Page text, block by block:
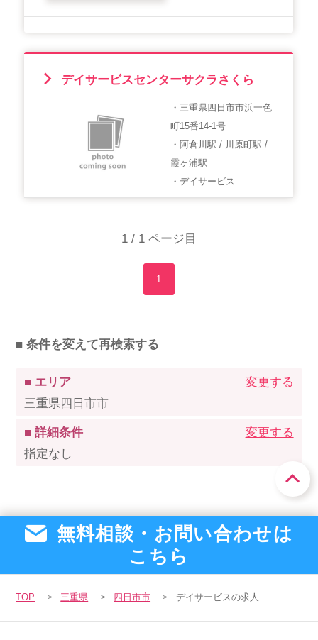
デイサービスセンターサクラさくら
・三重県四日市市浜一色
町15番14-1号
・阿倉川駅 / 川原町駅 /
霞ヶ浦駅
・デイサービス
1 / 1 ページ目
1
■ 条件を変えて再検索する
■ エリア
三重県四日市市
変更する
■ 詳細条件
指定なし
変更する
無料相談・お問い合わせは
こちら
TOP 三重県 四日市市 デイサービスの求人